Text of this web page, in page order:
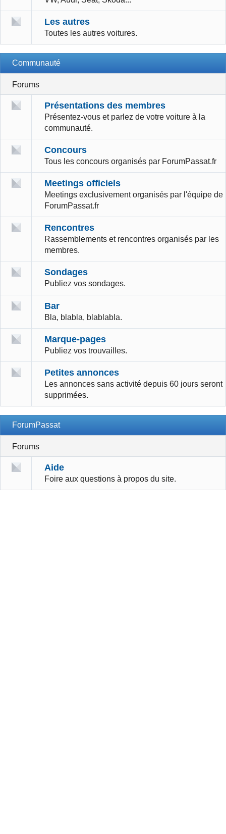
Les autres
Toutes les autres voitures.
Communauté
Forums
Présentations des membres
Présentez-vous et parlez de votre voiture à la
communauté.
Concours
Tous les concours organisés par ForumPassat.fr
Meetings officiels
Meetings exclusivement organisés par l'équipe de
ForumPassat.fr
Rencontres
Rassemblements et rencontres organisés par les
membres.
Sondages
Publiez vos sondages.
Bar
Bla, blabla, blablabla.
Marque-pages
Publiez vos trouvailles.
Petites annonces
Les annonces sans activité depuis 60 jours seront
supprimées.
ForumPassat
Forums
Aide
Foire aux questions à propos du site.